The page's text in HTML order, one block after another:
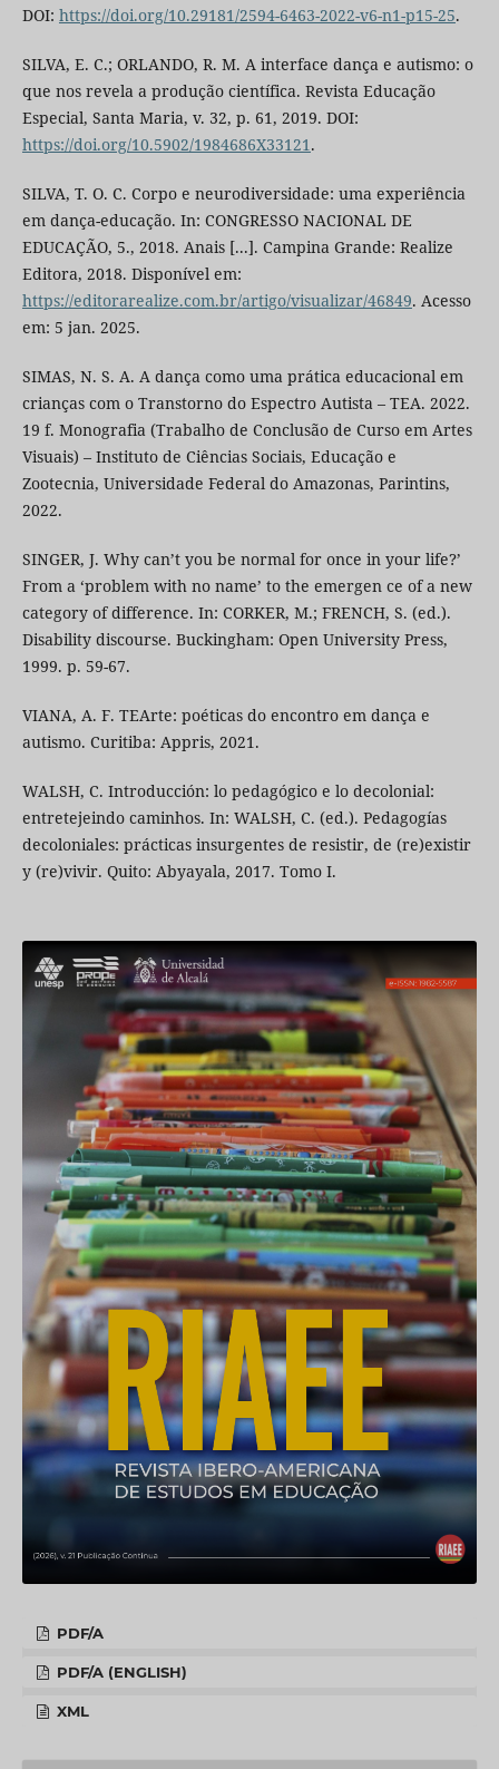
DOI: https://doi.org/10.29181/2594-6463-2022-v6-n1-p15-25.
SILVA, E. C.; ORLANDO, R. M. A interface dança e autismo: o
que nos revela a produção científica. Revista Educação
Especial, Santa Maria, v. 32, p. 61, 2019. DOI:
https://doi.org/10.5902/1984686X33121.
SILVA, T. O. C. Corpo e neurodiversidade: uma experiência
em dança-educação. In: CONGRESSO NACIONAL DE
EDUCAÇÃO, 5., 2018. Anais [...]. Campina Grande: Realize
Editora, 2018. Disponível em:
https://editorarealize.com.br/artigo/visualizar/46849. Acesso
em: 5 jan. 2025.
SIMAS, N. S. A. A dança como uma prática educacional em
crianças com o Transtorno do Espectro Autista – TEA. 2022.
19 f. Monografia (Trabalho de Conclusão de Curso em Artes
Visuais) – Instituto de Ciências Sociais, Educação e
Zootecnia, Universidade Federal do Amazonas, Parintins,
2022.
SINGER, J. Why can’t you be normal for once in your life?’
From a ‘problem with no name’ to the emergen ce of a new
category of difference. In: CORKER, M.; FRENCH, S. (ed.).
Disability discourse. Buckingham: Open University Press,
1999. p. 59-67.
VIANA, A. F. TEArte: poéticas do encontro em dança e
autismo. Curitiba: Appris, 2021.
WALSH, C. Introducción: lo pedagógico e lo decolonial:
entretejeindo caminhos. In: WALSH, C. (ed.). Pedagogías
decoloniales: prácticas insurgentes de resistir, de (re)existir
y (re)vivir. Quito: Abyayala, 2017. Tomo I.
PDF/A
PDF/A (ENGLISH)
XML